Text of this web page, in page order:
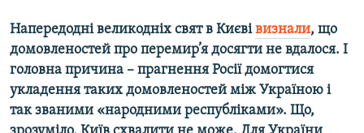
Усі сайти RFE/RL
Напередодні великодніх свят в Києвівизнали, що
домовленостей про перемир’я досягти не вдалося. І
головна причина – прагнення Росії домогтися
укладення таких домовленостей між Україною і
так званими «народними республіками». Що,